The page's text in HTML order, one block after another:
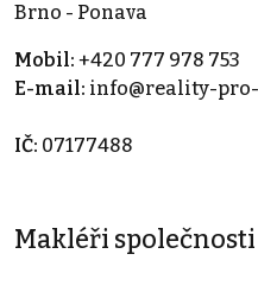
Brno - Ponava
Mobil: +420 777 978 753
E-mail: info@reality-pro-
IČ: 07177488
Makléři společnosti